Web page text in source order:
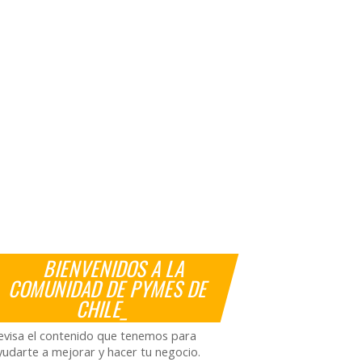
BIENVENIDOS A LA
COMUNIDAD DE PYMES DE
CHILE_
el contenido que tenemos para
a mejorar y hacer tu negocio.